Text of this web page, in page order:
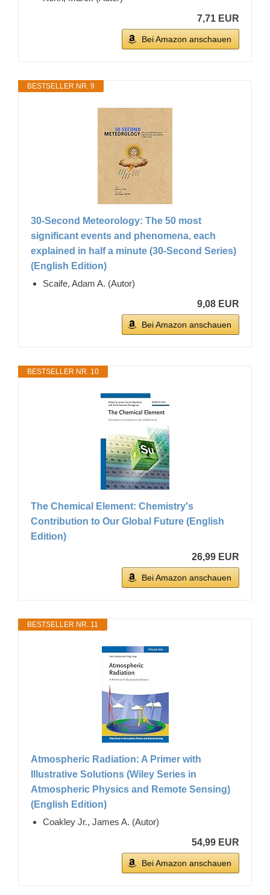
7,71 EUR
Bei Amazon anschauen
BESTSELLER NR. 9
30-Second Meteorology: The 50 most
significant events and phenomena, each
explained in half a minute (30-Second Series)
(English Edition)
Scaife, Adam A. (Autor)
9,08 EUR
Bei Amazon anschauen
BESTSELLER NR. 10
The Chemical Element: Chemistry's
Contribution to Our Global Future (English
Edition)
26,99 EUR
Bei Amazon anschauen
BESTSELLER NR. 11
Atmospheric Radiation: A Primer with
Illustrative Solutions (Wiley Series in
Atmospheric Physics and Remote Sensing)
(English Edition)
Coakley Jr., James A. (Autor)
54,99 EUR
Bei Amazon anschauen